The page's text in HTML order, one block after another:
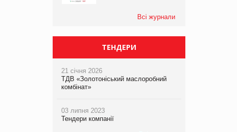
Всі журнали
ТЕНДЕРИ
21 січня 2026
ТДВ «Золотоніський маслоробний
комбінат»
03 липня 2023
Тендери компанії